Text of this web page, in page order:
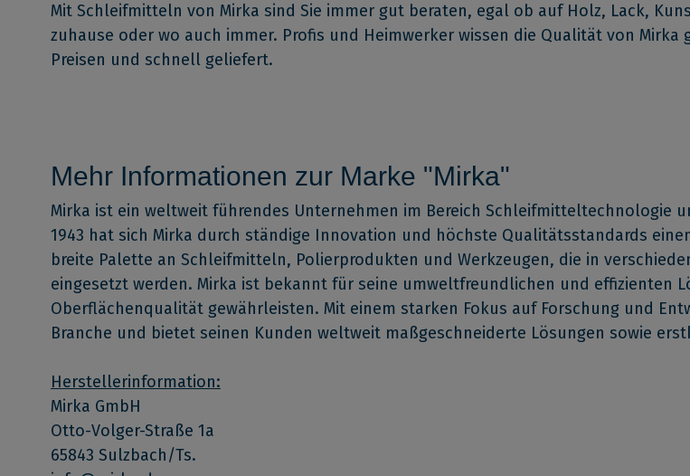
Mit Schleifmitteln von Mirka sind Sie immer gut beraten, egal ob auf Holz, Lack,
zuhause oder wo auch immer. Profis und Heimwerker wissen die Qualität von
Preisen und schnell geliefert.
Mehr Informationen zur Marke "Mirka"
Mirka ist ein weltweit führendes Unternehmen im Bereich Schleifmitteltechnologie
1943 hat sich Mirka durch ständige Innovation und höchste Qualitätsstandards
breite Palette an Schleifmitteln, Polierprodukten und Werkzeugen, die in
eingesetzt werden. Mirka ist bekannt für seine umweltfreundlichen und effizienten
Oberflächenqualität gewährleisten. Mit einem starken Fokus auf Forschung und
Branche und bietet seinen Kunden weltweit maßgeschneiderte Lösungen sowie
Herstellerinformation:
Mirka GmbH
Otto-Volger-Straße 1a
65843 Sulzbach/Ts.